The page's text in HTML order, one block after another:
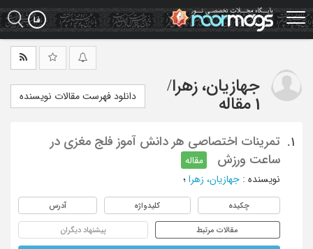
Skip
to
main
جهازیان، زهرا/
1 مقاله
دانلود فهرست مقالات نویسنده
1.
تمرینات اختصاصی هر دانش آموز فلج مغزی در
ساعت ورزش
مقاله
نویسنده : جهازیان، زهرا ؛
چکیده کلیدواژه آدرس
مقالات مرتبط پیشنهاد دیگران